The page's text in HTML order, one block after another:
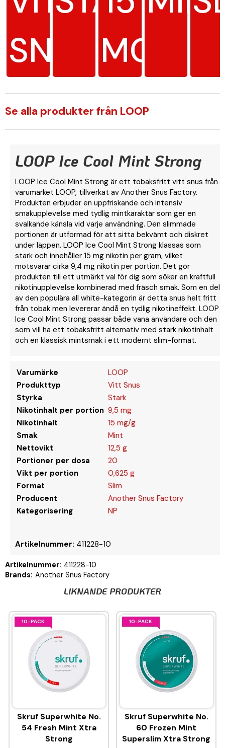
SNUS
MG/G
Se alla produkter från LOOP
LOOP Ice Cool Mint Strong
LOOP Ice Cool Mint Strong är ett tobaksfritt vitt snus från
varumärket LOOP, tillverkat av Another Snus Factory.
Produkten erbjuder en uppfriskande och intensiv
smakupplevelse med tydlig mintkaraktär som ger en
svalkande känsla vid varje användning. Den slimmade
portionen är utformad för att sitta bekvämt och diskret
under läppen. LOOP Ice Cool Mint Strong klassas som
stark och innehåller 15 mg nikotin per gram, vilket
motsvarar cirka 9,4 mg nikotin per portion. Det gör
produkten till ett utmärkt val för dig som söker en kraftfull
nikotinupplevelse kombinerad med fräsch smak. Som en del
av den populära all white-kategorin är detta snus helt fritt
från tobak men levererar ändå en tydlig nikotineffekt. LOOP
Ice Cool Mint Strong passar både vana användare och den
som vill ha ett tobaksfritt alternativ med stark nikotinhalt
och en klassisk mintsmak i ett modernt slim-format.
Varumärke
LOOP
Produkttyp
Vitt Snus
Styrka
Stark
Nikotinhalt per portion 9,5 mg
Nikotinhalt
15 mg/g
Smak
Mint
Nettovikt
12,5 g
Portioner per dosa
20
Vikt per portion
0,625 g
Format
Slim
Producent
Another Snus Factory
Kategorisering
NP
Artikelnummer: 411228-10
Artikelnummer: 411228-10
Brands: Another Snus Factory
LIKNANDE PRODUKTER
10-PACK
Skruf Superwhite No.
54 Fresh Mint Xtra
Strong
10-PACK
Skruf Superwhite No.
60 Frozen Mint
Superslim Xtra Strong